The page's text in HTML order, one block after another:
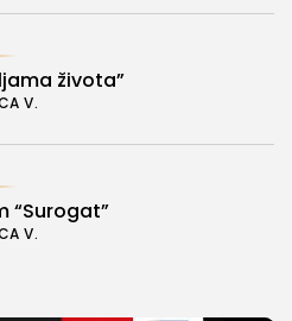
života”
V.
“Surogat”
V.